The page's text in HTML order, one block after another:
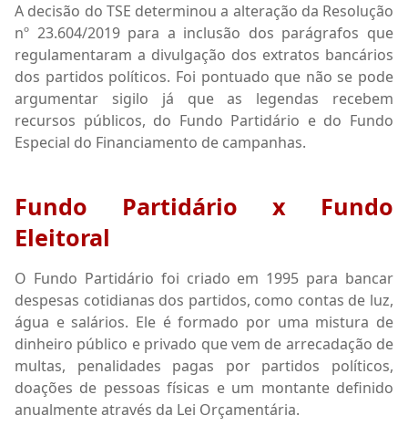
A decisão do TSE determinou a alteração da Resolução
nº 23.604/2019 para a inclusão dos parágrafos que
regulamentaram a divulgação dos extratos bancários
dos partidos políticos. Foi pontuado que não se pode
argumentar sigilo já que as legendas recebem
recursos públicos, do Fundo Partidário e do Fundo
Especial do Financiamento de campanhas.
Fundo Partidário x Fundo
Eleitoral
O Fundo Partidário foi criado em 1995 para bancar
despesas cotidianas dos partidos, como contas de luz,
água e salários. Ele é formado por uma mistura de
dinheiro público e privado que vem de arrecadação de
multas, penalidades pagas por partidos políticos,
doações de pessoas físicas e um montante definido
anualmente através da Lei Orçamentária.